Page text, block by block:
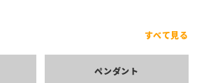
すべて見る
ペンダント